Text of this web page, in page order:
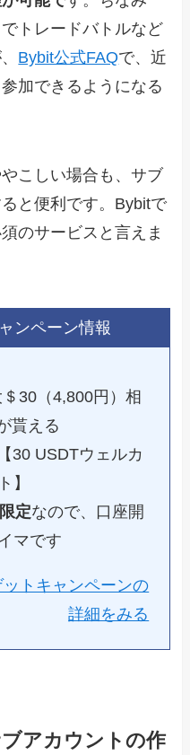
トレードバトルなど
Bybit公式FAQで、近
加できるようになる
こしい場合も、サブ
と便利です。Bybitで
のサービスと言えま
ンペーン情報
30（4,800円）相
貰える
30 USDTウェルカ
】
定なので、口座開
マです
トキャンペーンの
詳細をみる
アカウントの作